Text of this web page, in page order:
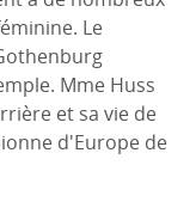
Le
Mme Huss
et sa vie de
d'Europe de